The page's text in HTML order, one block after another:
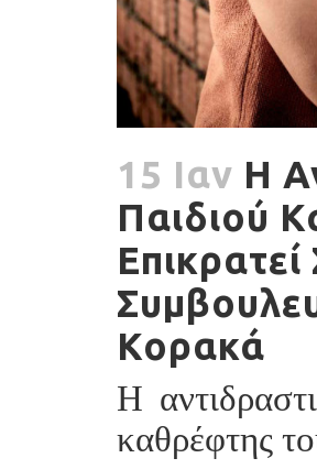
15 Ιαν Η
Παιδιού
Κορακά
Η
καθρέφτης